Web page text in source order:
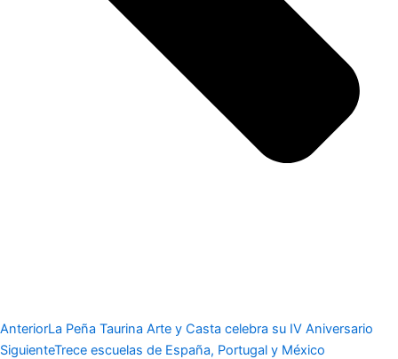
AnteriorLa Peña Taurina Arte y Casta celebra su IV Aniversario
SiguienteTrece escuelas de España, Portugal y México